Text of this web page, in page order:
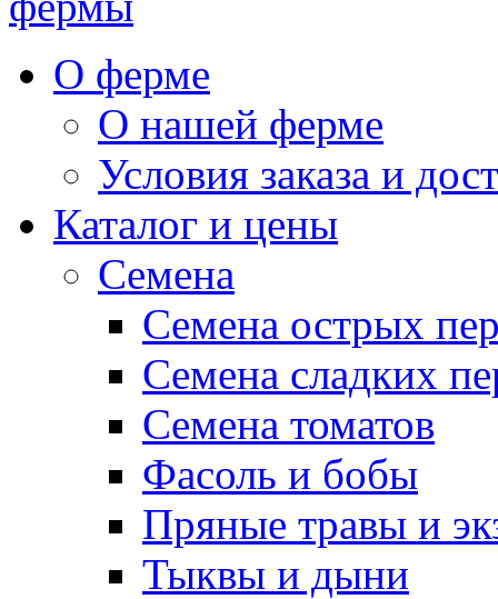
О ферме
О нашей ферме
Условия заказа и
Каталог и цены
Семена
Семена острых
Семена сладких
Семена томатов
Фасоль и бобы
Пряные травы и
Тыквы и дыни